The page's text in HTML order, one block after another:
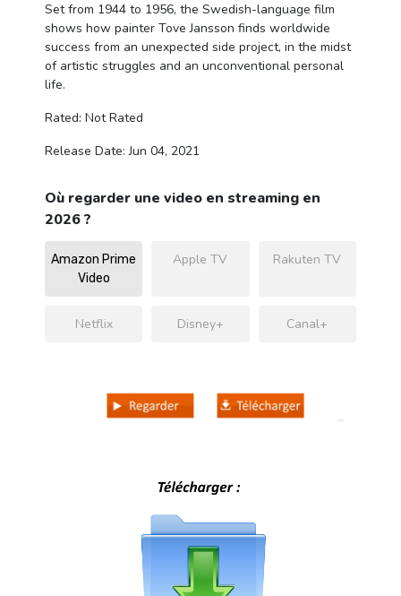
Set from 1944 to 1956, the Swedish-language film
shows how painter Tove Jansson finds worldwide
success from an unexpected side project, in the midst
of artistic struggles and an unconventional personal
life.
Rated: Not Rated
Release Date: Jun 04, 2021
Où regarder une video en streaming en
2026 ?
Amazon Prime
Video
Apple TV Rakuten TV
Netflix Disney+ Canal+